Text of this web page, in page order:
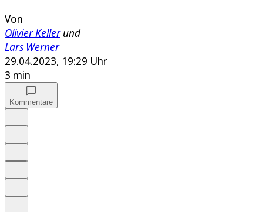
Von
Olivier Kellerund
Lars Werner
29.04.2023, 19:29 Uhr
3 min
Kommentare